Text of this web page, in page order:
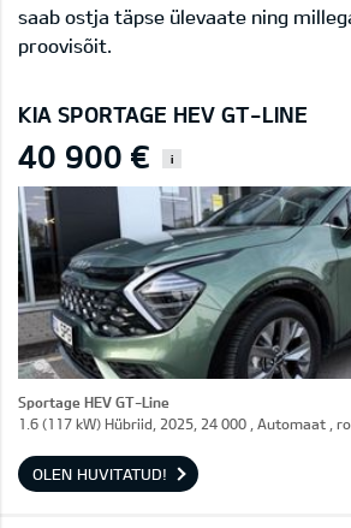
saab ostja täpse ülevaate ning
proovisõit.
KIA SPORTAGE HEV GT-LINE
40 900 € i
Sportage HEV GT-Line
1.6 (117 kW) Hübriid, 2025, 24 000 , Automaat ,
OLEN HUVITATUD!